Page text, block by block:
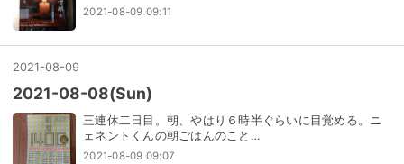
2021-08-09 09:11
2021 -08-09
2021-08-08(Sun)
三連休二日目。朝、やはり６時半ぐらいに目覚める。ニ
ェネントくんの朝ごはんのこと…
2021-08-09 09:07